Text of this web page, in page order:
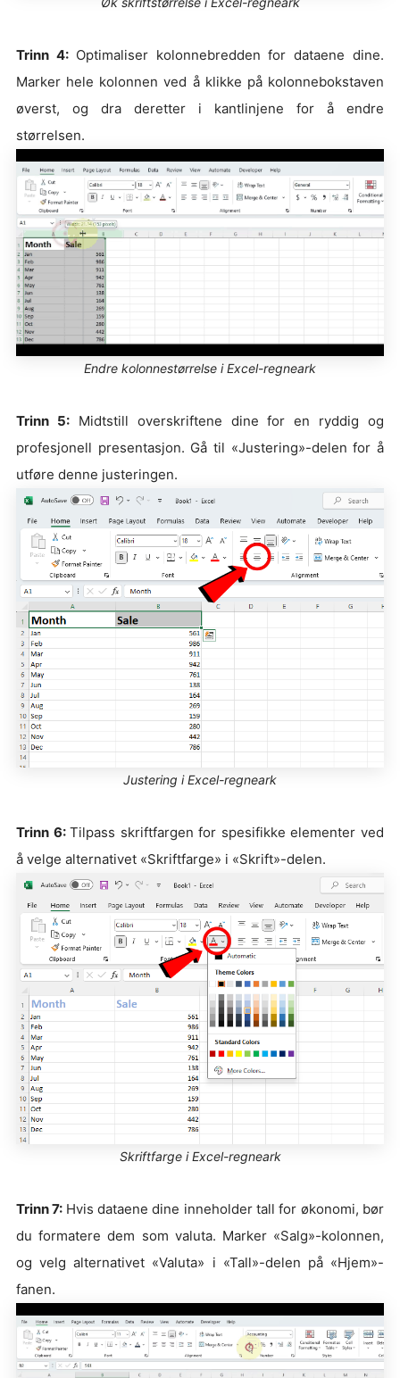
Trinn 4: Optimaliser kolonnebredden for dataene dine.
Marker hele kolonnen ved å klikke på kolonnebokstaven
øverst, og dra deretter i kantlinjene for å endre
størrelsen.
Endre kolonnestørrelse i Excel-regneark
Trinn 5:Midtstill overskriftene dine for en ryddig og
profesjonell presentasjon. Gå til «Justering»-delen for å
utføre denne justeringen.
Justering i Excel-regneark
Trinn 6:Tilpass skriftfargen for spesifikke elementer ved
å velge alternativet «Skriftfarge» i «Skrift»-delen.
Skriftfarge i Excel-regneark
Trinn 7: Hvis dataene dine inneholder tall for økonomi, bør
du formatere dem som valuta. Marker «Salg»-kolonnen,
og velg alternativet «Valuta» i «Tall»-delen på «Hjem»-
fanen.